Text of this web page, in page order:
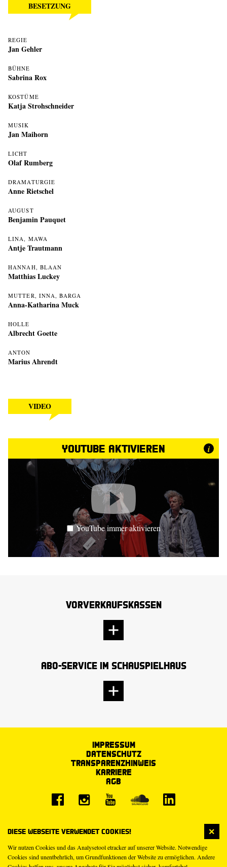
Diese Webseite verwendet Cookies!
Wir nutzen Cookies und das Analysetool etracker auf unserer Website. Notwendige
Cookies sind unentbehrlich, um Grundfunktionen der Website zu ermöglichen. Andere
BESETZUNG
REGIE
Jan Gehler
BÜHNE
Sabrina Rox
KOSTÜME
Katja Strohschneider
MUSIK
Jan Maihorn
LICHT
Olaf Rumberg
DRAMATURGIE
Anne Rietschel
AUGUST
Benjamin Pauquet
LINA, MAWA
Antje Trautmann
HANNAH, BLAAN
Matthias Luckey
MUTTER, INNA, BARGA
Anna-Katharina Muck
HOLLE
Albrecht Goette
ANTON
Marius Ahrendt
VIDEO
YouTube aktivieren i
YouTube immer aktivieren
Vorverkaufskassen
Abo-Service im Schauspielhaus
Impressum
Datenschutz
Transparenzhinweis
Karriere
AGB